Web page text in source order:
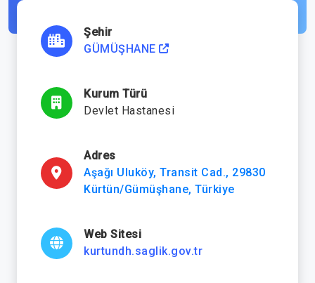
Şehir
GÜMÜŞHANE
Kurum Türü
Devlet Hastanesi
Adres
Aşağı Uluköy, Transit Cad., 29830
Kürtün/Gümüşhane, Türkiye
Web Sitesi
kurtundh.saglik.gov.tr